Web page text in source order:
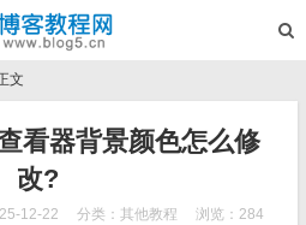
文
看器背景颜色怎么修
改?
12-22 分类： 其他教程
浏览：284